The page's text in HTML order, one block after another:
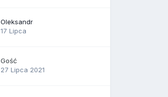
Oleksandr
17 Lipca
Gość
27 Lipca 2021